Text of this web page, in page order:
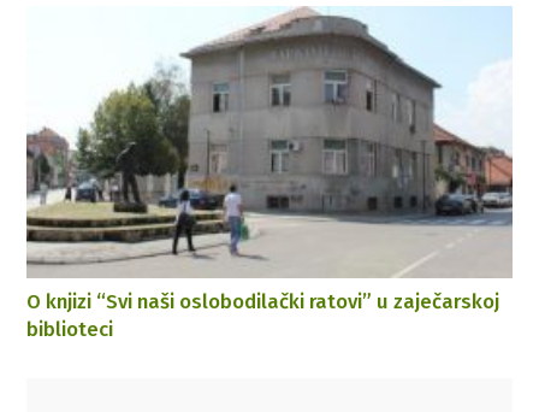
O knjizi “Svi naši oslobodilački ratovi” u zaječarskoj
biblioteci